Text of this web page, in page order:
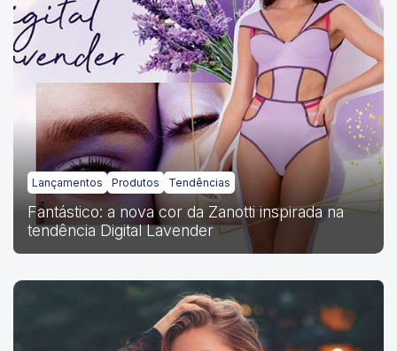
Lançamentos Produtos Tendências
Fantástico: a nova cor da Zanotti inspirada na
tendência Digital Lavender